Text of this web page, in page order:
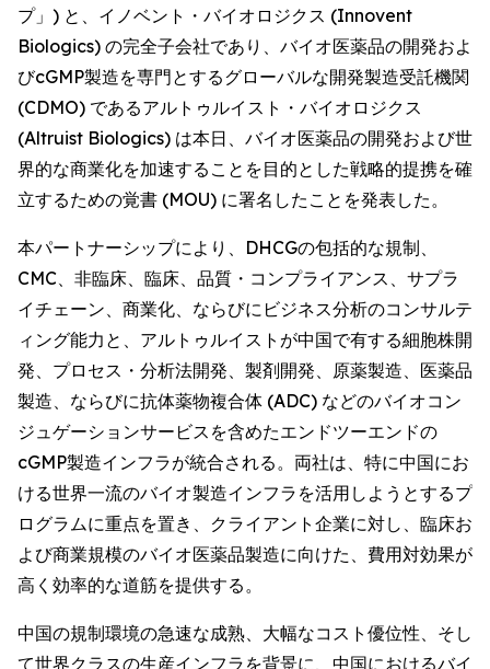
プ」) と、イノベント・バイオロジクス (Innovent
Biologics) の完全子会社であり、バイオ医薬品の開発およ
びcGMP製造を専門とするグローバルな開発製造受託機関
(CDMO) であるアルトゥルイスト・バイオロジクス
(Altruist Biologics) は本日、バイオ医薬品の開発および世
界的な商業化を加速することを目的とした戦略的提携を確
立するための覚書 (MOU) に署名したことを発表した。
本パートナーシップにより、DHCGの包括的な規制、
CMC、非臨床、臨床、品質・コンプライアンス、サプラ
イチェーン、商業化、ならびにビジネス分析のコンサルテ
ィング能力と、アルトゥルイストが中国で有する細胞株開
発、プロセス・分析法開発、製剤開発、原薬製造、医薬品
製造、ならびに抗体薬物複合体 (ADC) などのバイオコン
ジュゲーションサービスを含めたエンドツーエンドの
cGMP製造インフラが統合される。両社は、特に中国にお
ける世界一流のバイオ製造インフラを活用しようとするプ
ログラムに重点を置き、クライアント企業に対し、臨床お
よび商業規模のバイオ医薬品製造に向けた、費用対効果が
高く効率的な道筋を提供する。
中国の規制環境の急速な成熟、大幅なコスト優位性、そし
て世界クラスの生産インフラを背景に、中国におけるバイ